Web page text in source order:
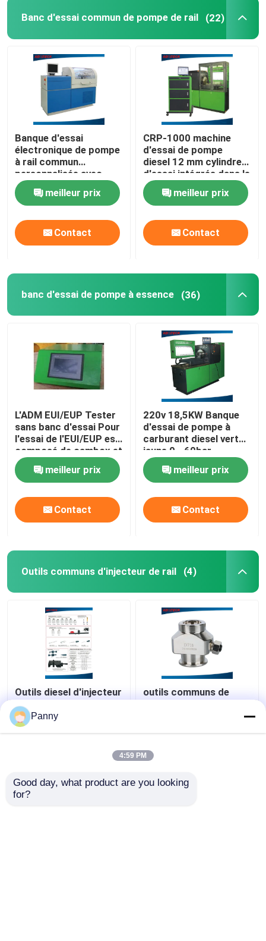
Soupape de manoeuvre de carburant
Bec d'injecteur de carburant
Banc d'essai commun de pompe de rail (22)
Banque d'essai
électronique de pompe
à rail commun
personnalisée avec
test d'injecteur
BOSCH/DENSO/SIEMENS/DELPHI
meilleur prix
Contact
CRP-1000 machine
d'essai de pompe
diesel 12 mm cylindres
d'essai intégrés dans le
filtre à huile
personnalisémeilleur prix
Contact
banc d'essai de pompe à essence (36)
L'ADM EUI/EUP Tester
sans banc d'essai Pour
l'essai de l'EUI/EUP est
composé de cambox et
de contrôleur et
d'accessoires
spécifiques
meilleur prix
Contact
220v 18,5KW Banque
d'essai de pompe à
carburant diesel vert
jaune 0 - 60bar
meilleur prix
Contact
Outils communs d'injecteur de rail (4)
Outils diesel d'injecteur
de rail commun
Contact
outils communs de
réparation d'injecteur
Contact
Panny
4:59 PM
Good day, what product are you looking
for?